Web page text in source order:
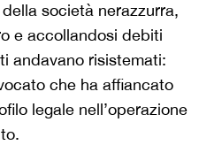
società nerazzurra,
e accollandosi debiti
andavano risistemati:
che ha affiancato
legale nell’operazione